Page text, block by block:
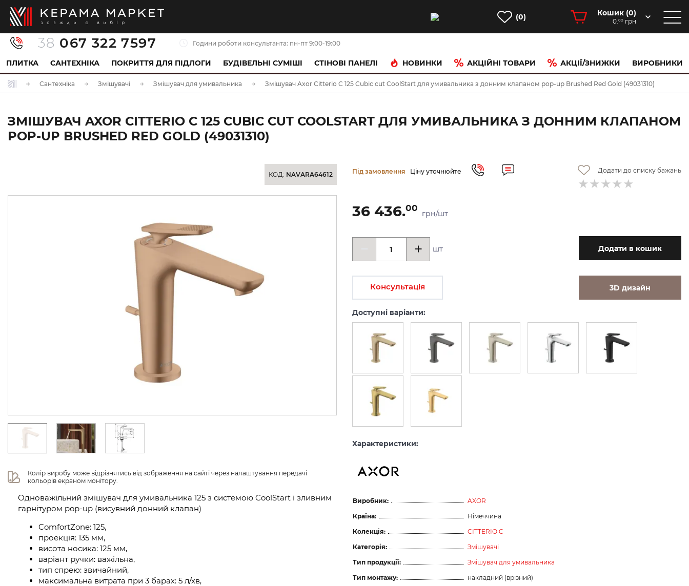
(0) Кошик (0)
0.00 грн
38 067 322 7597 Години роботи консультанта: пн-пт 9:00-19:00
ПЛИТКА САНТЕХНІКА ПОКРИТТЯ ДЛЯ ПІДЛОГИ БУДІВЕЛЬНІ СУМІШІ CТІНОВІ ПАНЕЛІ НОВИНКИ АКЦІЙНІ ТОВАРИ АКЦІЇ/ЗНИЖКИ ВИРОБНИКИ
Сантехніка Змішувачі Змішувач для умивальника Змішувач Axor Citterio C 125 Cubic cut CoolStart для умивальника з донним клапаном pop-up Brushed Red Gold (49031310)
ЗМІШУВАЧ AXOR CITTERIO C 125 CUBIC CUT COOLSTART ДЛЯ УМИВАЛЬНИКА З ДОННИМ КЛАПАНОМ
POP-UP BRUSHED RED GOLD (49031310)
КОД: NAVARA64612
Колір виробу може відрізнятись від зображення на сайті через налаштування передачі
кольорів екраном монітору.
Одноважільний змішувач для умивальника 125 з системою CoolStart і зливним
гарнітуром pop-up (висувний донний клапан)
ComfortZone: 125,
проекція: 135 мм,
висота носика: 125 мм,
варіант ручки: важільна,
тип спрею: звичайний,
максимальна витрата при 3 барах: 5 л/хв,
Під замовлення Ціну уточнюйте Додати до списку бажань
36 436.00
грн/шт
шт Додати в кошик
Консультація 3D дизайн
Доступні варіанти:
Характеристики:
Виробник:
AXOR
Країна:
Німеччина
Колекція:
CITTERIO C
Категорія:
Змішувачі
Тип продукції:
Змішувач для умивальника
Тип монтажу:
накладний (врізний)